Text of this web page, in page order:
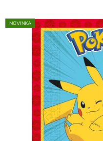
NOVINKA